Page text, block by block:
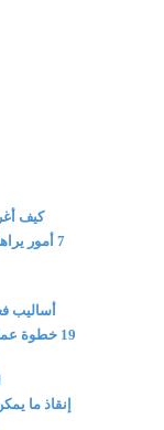
كيف
7 أمور يراها الرجل مثيرة وجذابة غير المظهر الخارجي...
أساليب
19 خطوة عملية لغرس الثقة بالنفس لدى الطفل .. تعلي...
إنقاذ ما